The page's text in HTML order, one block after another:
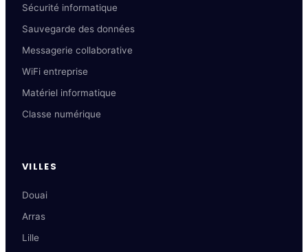
Sécurité informatique
Sauvegarde des données
Messagerie collaborative
WiFi entreprise
Matériel informatique
Classe numérique
VILLES
Douai
Arras
Lille